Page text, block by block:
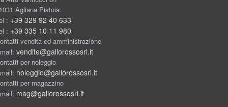
Agliana Pistoia
: +39 329 92 40 633
: +39 335 10 11 980
vendita ed amministrazione
vendite@gallorossosrl.it
per noleggio
noleggio@gallorossosrl.it
per magazzino
mag@gallorossosrl.it